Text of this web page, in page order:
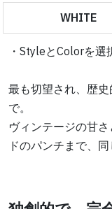
WHITE
・StyleとColorを選
最も切望され、歴
で。
ヴィンテージの甘
ドのパンチまで、